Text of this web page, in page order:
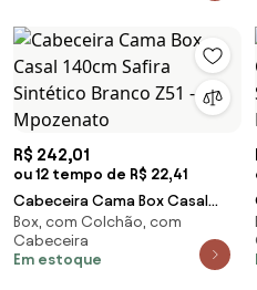
R$ 242,01
ou 12 tempo de R$ 22,41
Cabeceira Cama Box Casal
140cm Safira Sintético Branco
Z51 - Mpozenato
Box, com Colchão, com
Cabeceira
Em estoque